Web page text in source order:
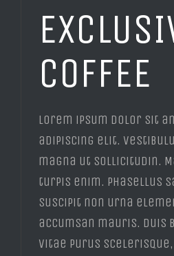
COFFEE
Lorem ipsum dolor sit
adipiscing elit.
magna ut sollicitudin.
turpis enim. Phasellus
suscipit non urna
accumsan mauris. Duis
vitae purus